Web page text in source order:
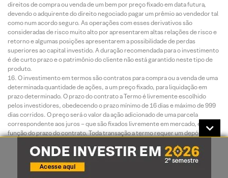
direitos de compra ou venda de um bem por preço fixado em data futura,
devendo o adquirente do direito negociado pagar um prêmio ao vendedor tal
como num acordo seguro. As operações com esses derivativos são
consideradas de risco muito alto por apresentarem altas relações de risco e
retorno e algumas posições apresentarem a possibilidade de perdas
superiores ao capital investido. A duração recomendada para o investimento
é de curto prazo e o patrimônio do cliente não está garantido neste tipo de
produto.
O investimento em termos são contratos para compra ou a venda de uma
determinada quantidade de ações, a um preço fixado, para liquidação em
prazo determinado. O prazo do contrato a Termo é livremente escolhido
pelos investidores, obedecendo o prazo mínimo de 16 dias e máximo de 999
dias corridos. O preço será o valor da ação adicionado de uma parcela
correspondente aos juros – que são fixados livremente em mercado, em
função do prazo do contrato. Toda transação a termo requer um depósito de
margem.
O investimento em Mercados Futuros embute riscos de perdas
patrimoniais significativos. Commodity é um objeto ou determinante de